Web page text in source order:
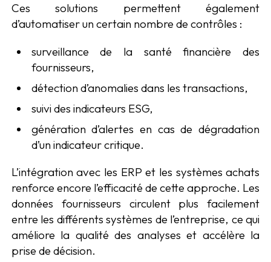
Ces solutions permettent également
d’automatiser un certain nombre de contrôles :
surveillance de la santé financière des
fournisseurs,
détection d’anomalies dans les transactions,
suivi des indicateurs ESG,
génération d’alertes en cas de dégradation
d’un indicateur critique.
L’intégration avec les ERP et les systèmes achats
renforce encore l’efficacité de cette approche. Les
données fournisseurs circulent plus facilement
entre les différents systèmes de l’entreprise, ce qui
améliore la qualité des analyses et accélère la
prise de décision.